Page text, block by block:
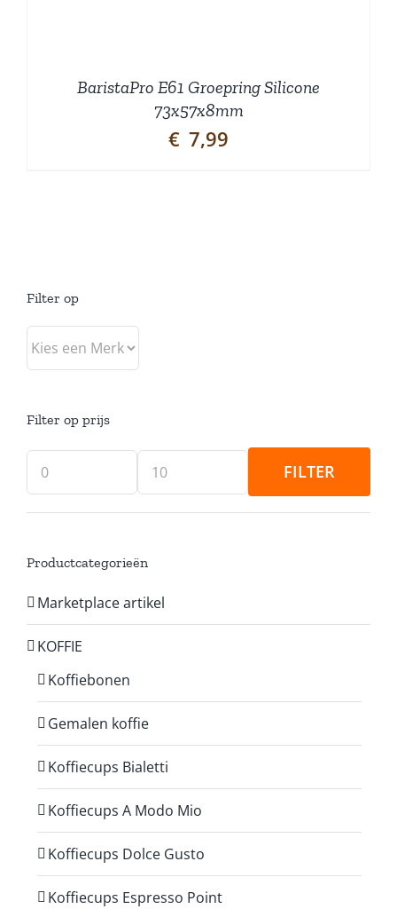
BaristaPro E61 Groepring Silicone
73x57x8mm
€ 7,99
Filter op
Filter op prijs
Min.
prijs
Max.
prijs
FILTER
Productcategorieën
Marketplace artikel
KOFFIE
Koffiebonen
Gemalen koffie
Koffiecups Bialetti
Koffiecups A Modo Mio
Koffiecups Dolce Gusto
Koffiecups Espresso Point